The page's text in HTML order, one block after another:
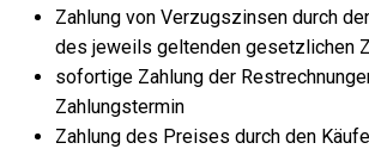
Zahlung von Verzugszinsen durch
des jeweils geltenden gesetzlichen
sofortige Zahlung der
Zahlungstermin
Zahlung des Preises durch den